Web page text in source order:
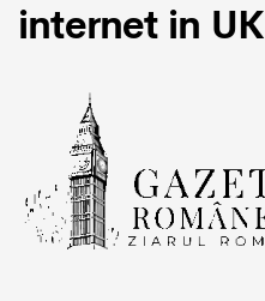
internet in UK